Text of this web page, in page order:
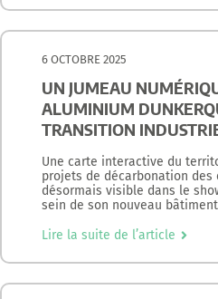
6 OCTOBRE 2025
UN JUMEAU
ALUMINIUM
TRANSITION
Une carte interactive du
projets de décarbonation des
désormais visible dans le
sein de son nouveau
Lire la suite de l’article